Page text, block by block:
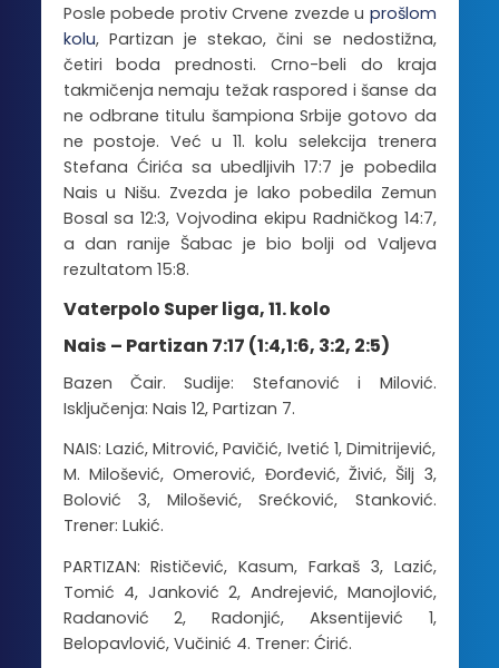
Posle pobede protiv Crvene zvezde u prošlom
kolu, Partizan je stekao, čini se nedostižna,
četiri boda prednosti. Crno-beli do kraja
takmičenja nemaju težak raspored i šanse da
ne odbrane titulu šampiona Srbije gotovo da
ne postoje. Već u 11. kolu selekcija trenera
Stefana Ćirića sa ubedljivih 17:7 je pobedila
Nais u Nišu. Zvezda je lako pobedila Zemun
Bosal sa 12:3, Vojvodina ekipu Radničkog 14:7,
a dan ranije Šabac je bio bolji od Valjeva
rezultatom 15:8.
Vaterpolo Super liga, 11. kolo
Nais – Partizan 7:17 (1:4,1:6, 3:2, 2:5)
Bazen Čair. Sudije: Stefanović i Milović.
Isključenja: Nais 12, Partizan 7.
NAIS: Lazić, Mitrović, Pavičić, Ivetić 1, Dimitrijević,
M. Milošević, Omerović, Đorđević, Živić, Šilj 3,
Bolović 3, Milošević, Srećković, Stanković.
Trener: Lukić.
PARTIZAN: Rističević, Kasum, Farkaš 3, Lazić,
Tomić 4, Janković 2, Andrejević, Manojlović,
Radanović 2, Radonjić, Aksentijević 1,
Belopavlović, Vučinić 4. Trener: Ćirić.